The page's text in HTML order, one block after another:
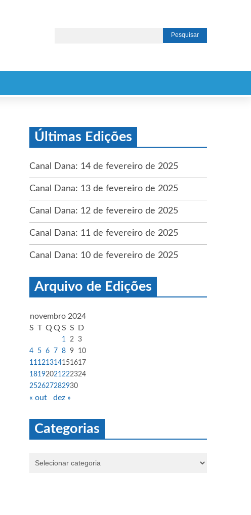
Últimas Edições
Canal Dana: 14 de fevereiro de 2025
Canal Dana: 13 de fevereiro de 2025
Canal Dana: 12 de fevereiro de 2025
Canal Dana: 11 de fevereiro de 2025
Canal Dana: 10 de fevereiro de 2025
Arquivo de Edições
novembro 2024
S T Q Q S S D
1 2 3
4
5 6 7 8 9
10
11121314151617
18192021222324
252627282930
« out dez »
Categorias